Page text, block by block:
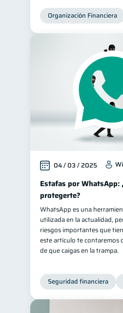
Organización Financiera
04 / 03 / 2025
Estafas por WhatsApp:
protegerte?
WhatsApp es una
utilizada en la actualidad,
riesgos importantes que
este artículo te contaremos
de que caigas en la trampa.
Seguridad financiera